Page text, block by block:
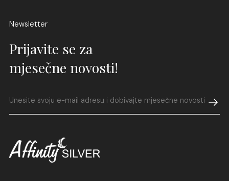
Newsletter
Prijavite se za
mjesečne novosti!